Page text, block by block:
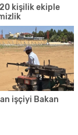
kişilik ekiple
işçiyi Bakan